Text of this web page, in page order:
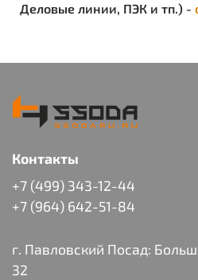
Деловые линии, ПЭК и тп.) -
Контакты
+7 (499) 343-12-44
+7 (964) 642-51-84
г. Павловский Посад:
32